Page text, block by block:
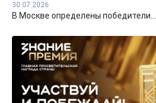
30.07.2026
В Москве определены победители...